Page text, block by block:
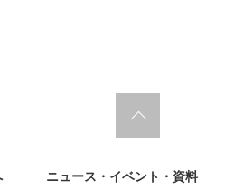
ニュース・イベント・資料